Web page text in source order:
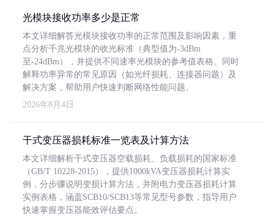
光模块接收功率多少是正常
本文详细解答光模块接收功率的正常范围及影响因素，重
点分析千兆光模块的收光标准（典型值为-3dBm
至-24dBm），并提供不同速率光模块的参考值表格。同时
解释功率异常的常见原因（如光纤损耗、连接器问题）及
解决方案，帮助用户快速判断网络性能问题。
2026年8月4日
干式变压器损耗标准一览表及计算方法
本文详细解析干式变压器空载损耗、负载损耗的国家标准
（GB/T 10228-2015），提供1000kVA变压器损耗计算实
例，分步骤说明变损计算方法，并附电力变压器损耗计算
实例表格，涵盖SCB10/SCB13等常见型号参数，指导用户
快速掌握变压器能效评估要点。